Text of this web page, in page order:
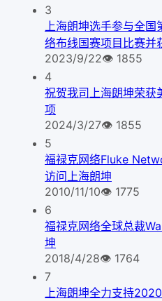
3
上海朗坤选手参与全国
络布线国赛项目比赛并
2023/9/22👁 1855
4
祝贺我司上海朗坤荣
项
2024/3/27👁 1855
5
福禄克网络Fluke
访问上海朗坤
2010/11/10👁 1775
6
福禄克网络全球总裁
坤
2018/4/28👁 1764
7
上海朗坤全力支持